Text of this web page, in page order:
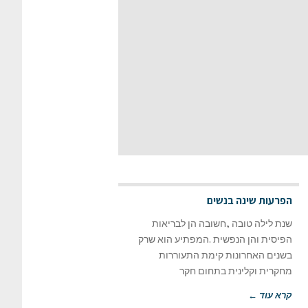
הפרעות שינה בנשים
שנת לילה טובה ,חשובה הן לבריאות
הפיסית והן הנפשית .המפתיע הוא שרק
בשנים האחרונות קימת התעוררות
מחקרית וקלינית בתחום חקר
קרא עוד ←